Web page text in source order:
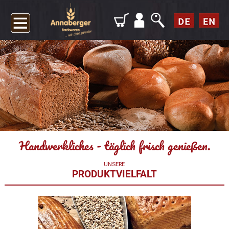
Handwerkliches - täglich frisch genießen.
UNSERE
PRODUKTVIELFALT